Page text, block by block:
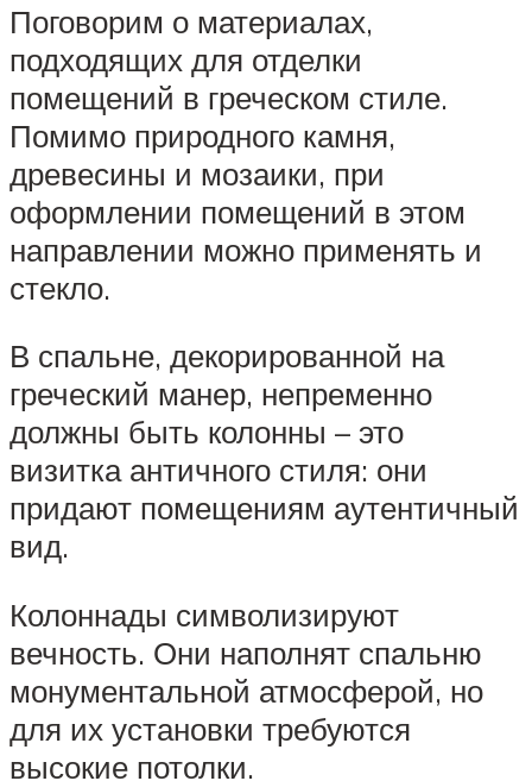
Поговорим о материалах,
подходящих для отделки
помещений в греческом стиле.
Помимо природного камня,
древесины и мозаики, при
оформлении помещений в этом
направлении можно применять и
стекло.
В спальне, декорированной на
греческий манер, непременно
должны быть колонны – это
визитка античного стиля: они
придают помещениям аутентичный
вид.
Колоннады символизируют
вечность. Они наполнят спальню
монументальной атмосферой, но
для их установки требуются
высокие потолки.